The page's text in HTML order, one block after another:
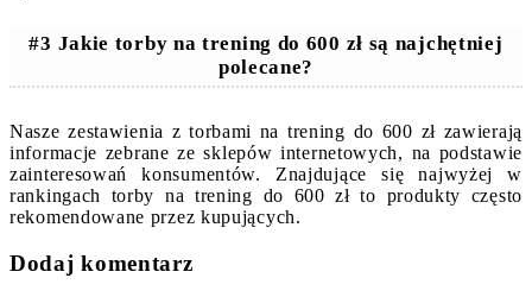
#3 Jakie torby na trening do 600 zł są najchętniej
polecane?
Nasze zestawienia z torbami na trening do 600 zł zawierają
informacje zebrane ze sklepów internetowych, na podstawie
zainteresowań konsumentów. Znajdujące się najwyżej w
rankingach torby na trening do 600 zł to produkty często
rekomendowane przez kupujących.
Dodaj komentarz